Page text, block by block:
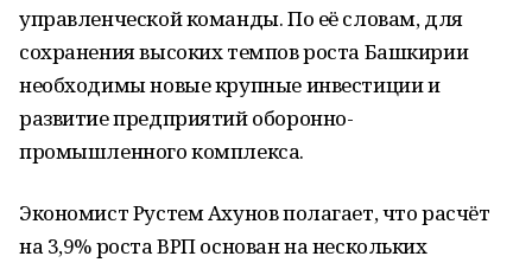
управленческой команды. По её словам, для
сохранения высоких темпов роста Башкирии
необходимы новые крупные инвестиции и
развитие предприятий оборонно-
промышленного комплекса.
Экономист Рустем Ахунов полагает, что расчёт
на 3,9% роста ВРП основан на нескольких